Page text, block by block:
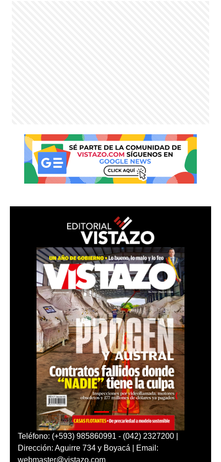
Teléfono: (+593) 985860991 - (042) 2327200 |
Dirección: Aguirre 734 y Boyacá | Email:
webmaster@vistazo.com